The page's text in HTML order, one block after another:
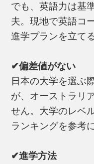
でも、英語力は基
夫。現地で英語コ
進学プランを立て
✔偏差値がない
日本の大学を選ぶ
が、オーストラリ
せん。大学のレベ
ランキングを参考
✔進学方法